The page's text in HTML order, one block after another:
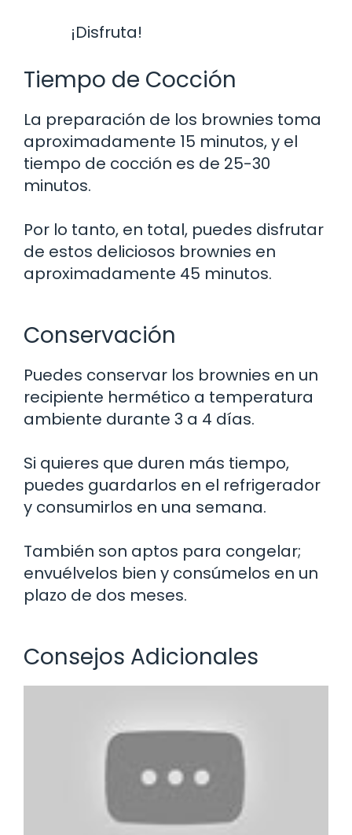
¡Disfruta!
Tiempo de Cocción
La preparación de los brownies toma
aproximadamente 15 minutos, y el
tiempo de cocción es de 25-30
minutos.
Por lo tanto, en total, puedes disfrutar
de estos deliciosos brownies en
aproximadamente 45 minutos.
Conservación
Puedes conservar los brownies en un
recipiente hermético a temperatura
ambiente durante 3 a 4 días.
Si quieres que duren más tiempo,
puedes guardarlos en el refrigerador
y consumirlos en una semana.
También son aptos para congelar;
envuélvelos bien y consúmelos en un
plazo de dos meses.
Consejos Adicionales